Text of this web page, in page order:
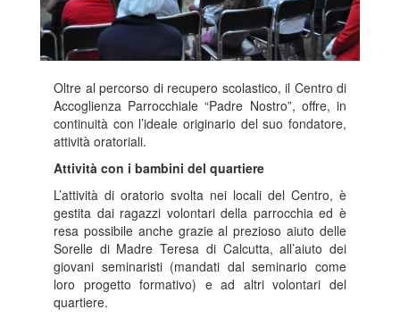
Oltre al percorso di recupero scolastico, il Centro di
Accoglienza Parrocchiale “Padre Nostro”, offre, in
continuità con l’ideale originario del suo fondatore,
attività oratoriali.
Attività con i bambini del quartiere
L’attività di oratorio svolta nei locali del Centro, è
gestita dai ragazzi volontari della parrocchia ed è
resa possibile anche grazie al prezioso aiuto delle
Sorelle di Madre Teresa di Calcutta, all’aiuto dei
giovani seminaristi (mandati dal seminario come
loro progetto formativo) e ad altri volontari del
quartiere.